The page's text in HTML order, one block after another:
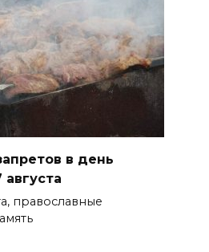
в день
православные